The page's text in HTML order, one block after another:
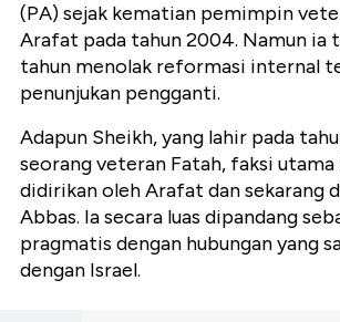
(PA) sejak kematian pemimpin
Arafat pada tahun 2004. Namun ia
tahun menolak reformasi internal
penunjukan pengganti.
Adapun Sheikh, yang lahir pada
seorang veteran Fatah, faksi utama
didirikan oleh Arafat dan sekarang
Abbas. Ia secara luas dipandang
pragmatis dengan hubungan yang
dengan Israel.